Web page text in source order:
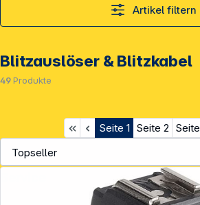
Artikel filtern
Blitzauslöser & Blitzkabel
49 Produkte
Seite 1 Seite 2 Seite